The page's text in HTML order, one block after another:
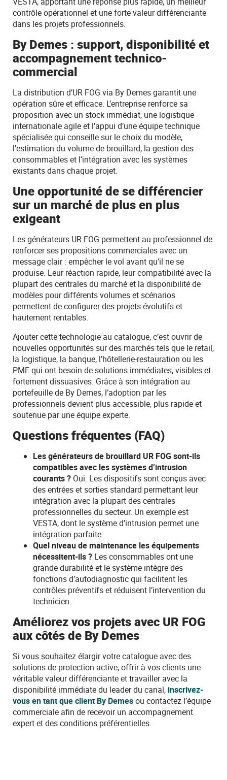
contrôle opérationnel et une forte valeur différenciante
dans les projets professionnels.
By Demes : support, disponibilité et
accompagnement technico-
commercial
La distribution d’UR FOG via By Demes garantit une
opération sûre et efficace. L’entreprise renforce sa
proposition avec un stock immédiat, une logistique
internationale agile et l’appui d’une équipe technique
spécialisée qui conseille sur le choix du modèle,
l’estimation du volume de brouillard, la gestion des
consommables et l’intégration avec les systèmes
existants dans chaque projet.
Une opportunité de se différencier
sur un marché de plus en plus
exigeant
Les générateurs UR FOG permettent au professionnel de
renforcer ses propositions commerciales avec un
message clair : empêcher le vol avant qu’il ne se
produise. Leur réaction rapide, leur compatibilité avec la
plupart des centrales du marché et la disponibilité de
modèles pour différents volumes et scénarios
permettent de configurer des projets évolutifs et
hautement rentables.
Ajouter cette technologie au catalogue, c’est ouvrir de
nouvelles opportunités sur des marchés tels que le retail,
la logistique, la banque, l’hôtellerie-restauration ou les
PME qui ont besoin de solutions immédiates, visibles et
fortement dissuasives. Grâce à son intégration au
portefeuille de By Demes, l’adoption par les
professionnels devient plus accessible, plus rapide et
soutenue par une équipe experte.
Questions fréquentes (FAQ)
Les générateurs de brouillard UR FOG sont-ils
compatibles avec les systèmes d’intrusion
courants ? Oui. Les dispositifs sont conçus avec
des entrées et sorties standard permettant leur
intégration avec la plupart des centrales
professionnelles du secteur. Un exemple est
VESTA, dont le système d’intrusion permet une
intégration parfaite.
Quel niveau de maintenance les équipements
nécessitent-ils ? Les consommables ont une
grande durabilité et le système intègre des
fonctions d’autodiagnostic qui facilitent les
contrôles préventifs et réduisent l’intervention du
technicien.
Améliorez vos projets avec UR FOG
aux côtés de By Demes
Si vous souhaitez élargir votre catalogue avec des
solutions de protection active, offrir à vos clients une
véritable valeur différenciante et travailler avec la
disponibilité immédiate du leader du canal, inscrivez-
vous en tant que client By Demesou contactez l’équipe
commerciale afin de recevoir un accompagnement
expert et des conditions préférentielles.